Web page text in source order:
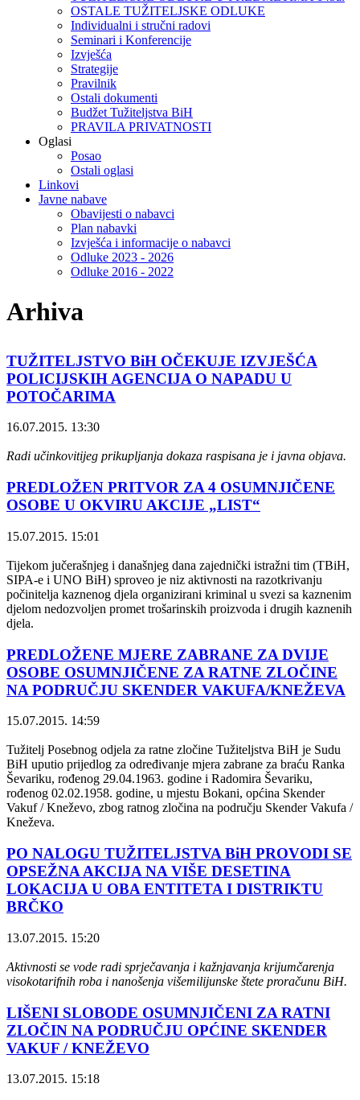
OSTALE TUŽITELJSKE ODLUKE
Individualni i stručni radovi
Seminari i Konferencije
Izvješća
Strategije
Pravilnik
Ostali dokumenti
Budžet Tužiteljstva BiH
PRAVILA PRIVATNOSTI
Oglasi
Posao
Ostali oglasi
Linkovi
Javne nabave
Obavijesti o nabavci
Plan nabavki
Izvješća i informacije o nabavci
Odluke 2023 - 2026
Odluke 2016 - 2022
Arhiva
TUŽITELJSTVO BiH OČEKUJE IZVJEŠĆA
POLICIJSKIH AGENCIJA O NAPADU U
POTOČARIMA
16.07.2015. 13:30
Radi učinkovitijeg prikupljanja dokaza raspisana je i javna objava.
PREDLOŽEN PRITVOR ZA 4 OSUMNJIČENE
OSOBE U OKVIRU AKCIJE „LIST“
15.07.2015. 15:01
Tijekom jučerašnjeg i današnjeg dana zajednički istražni tim (TBiH,
SIPA-e i UNO BiH) sproveo je niz aktivnosti na razotkrivanju
počinitelja kaznenog djela organizirani kriminal u svezi sa kaznenim
djelom nedozvoljen promet trošarinskih proizvoda i drugih kaznenih
djela.
PREDLOŽENE MJERE ZABRANE ZA DVIJE
OSOBE OSUMNJIČENE ZA RATNE ZLOČINE
NA PODRUČJU SKENDER VAKUFA/KNEŽEVA
15.07.2015. 14:59
Tužitelj Posebnog odjela za ratne zločine Tužiteljstva BiH je Sudu
BiH uputio prijedlog za određivanje mjera zabrane za braću Ranka
Ševariku, rođenog 29.04.1963. godine i Radomira Ševariku,
rođenog 02.02.1958. godine, u mjestu Bokani, općina Skender
Vakuf / Kneževo, zbog ratnog zločina na području Skender Vakufa /
Kneževa.
PO NALOGU TUŽITELJSTVA BiH PROVODI SE
OPSEŽNA AKCIJA NA VIŠE DESETINA
LOKACIJA U OBA ENTITETA I DISTRIKTU
BRČKO
13.07.2015. 15:20
Aktivnosti se vode radi sprječavanja i kažnjavanja krijumčarenja
visokotarifnih roba i nanošenja višemilijunske štete proračunu BiH.
LIŠENI SLOBODE OSUMNJIČENI ZA RATNI
ZLOČIN NA PODRUČJU OPĆINE SKENDER
VAKUF / KNEŽEVO
13.07.2015. 15:18